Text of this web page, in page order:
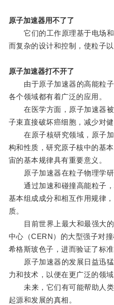
原子加速器用不了了
它们的工作原理基于电场和
而复杂的设计和控制，使粒子以
原子加速器打不开了
由于原子加速器的高能粒子
各个领域都有着广泛的应用。
在医学方面，原子加速器被
子束直接破坏癌细胞，减少对健
在原子核研究领域，原子加
构和性质，研究原子核中的基
宙的基本规律具有重要意义。
原子加速器在粒子物理学研
通过加速和碰撞高能粒子，
基本组成成分和相互作用规律
质。
目前世界上最大和最强大的
中心（CERN）的大型强子对
希格斯玻色子，进而验证了标准
原子加速器的发展日益迅猛
力和技术，以便在更广泛的领域
未来，它们有可能帮助人类
起源和发展的真相。